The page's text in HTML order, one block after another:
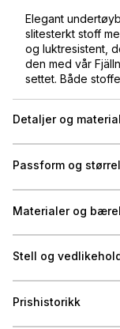
Elegant
slitesterkt stoff
og luktresistent,
den med vår
settet. Både
Detaljer og
Passform og
Materialer og
Stell og
Prishistorikk